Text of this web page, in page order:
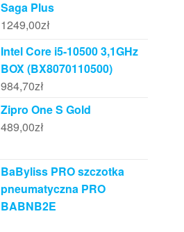
Saga Plus
1249,00zł
Intel Core i5-10500 3,1GHz
BOX (BX8070110500)
984,70zł
Zipro One S Gold
489,00zł
BaByliss PRO szczotka
pneumatyczna PRO
BABNB2E